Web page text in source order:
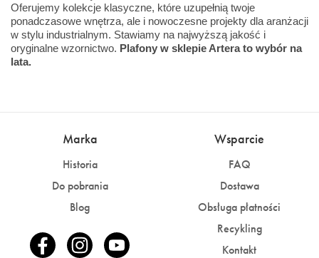
Oferujemy kolekcje klasyczne, które uzupełnią twoje
ponadczasowe wnętrza, ale i nowoczesne projekty dla aranżacji
w stylu industrialnym. Stawiamy na najwyższą jakość i
oryginalne wzornictwo. Plafony w sklepie Artera to wybór na
lata.
Marka
Historia
Do pobrania
Blog
Wsparcie
FAQ
Dostawa
Obsługa płatności
Recykling
Kontakt